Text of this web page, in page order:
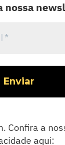
nossa
Confira a
aqui: